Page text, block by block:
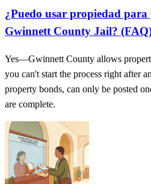
¿Puedo usar propiedad
Gwinnett County Jail?
Yes—Gwinnett County allows
you can't start the process right after
property bonds, can only be posted
are complete.